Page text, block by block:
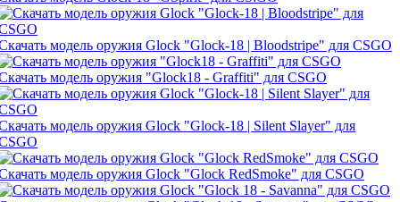
модель оружия Glock "Glock-18 | Bloodstripe" для CSGO
модель оружия "Glock18 - Graffiti" для CSGO
модель оружия Glock "Glock-18 | Silent Slayer" для
модель оружия Glock "Glock RedSmoke" для CSGO